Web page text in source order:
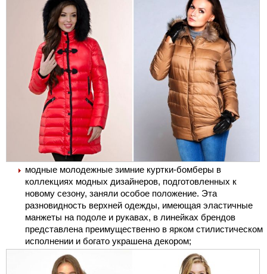
модные молодежные зимние куртки-бомберы в
коллекциях модных дизайнеров, подготовленных к
новому сезону, заняли особое положение. Эта
разновидность верхней одежды, имеющая эластичные
манжеты на подоле и рукавах, в линейках брендов
представлена преимущественно в ярком стилистическом
исполнении и богато украшена декором;